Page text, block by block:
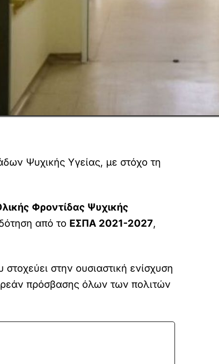
Ψυχικής Υγείας, με στόχο τη
Φροντίδας Ψυχικής
από το ΕΣΠΑ 2021-2027,
στην ουσιαστική ενίσχυση
πρόσβασης όλων των πολιτών